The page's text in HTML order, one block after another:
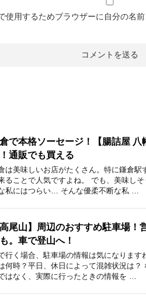
使用するためブラウザーに自分の名
で本格ソーセージ！【腸詰屋
通販でも買える
は美味しいお店がたくさん。特に鎌倉
ることで人気ですよね。 でも、美味し
私にはつらい… そんな優柔不断な私 …
高尾山】周辺のおすすめ駐車場
。車で登山へ！
行く場合、駐車場の情報は気になりま
何時？平日、休日によって混雑状況は
はなく、実際に行ったときの情報を …